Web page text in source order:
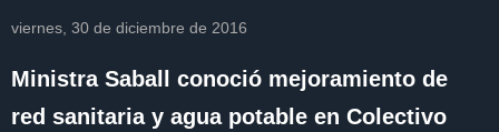
viernes, 30 de diciembre de 2016
Ministra Saball conoció mejoramiento de
red sanitaria y agua potable en Colectivo